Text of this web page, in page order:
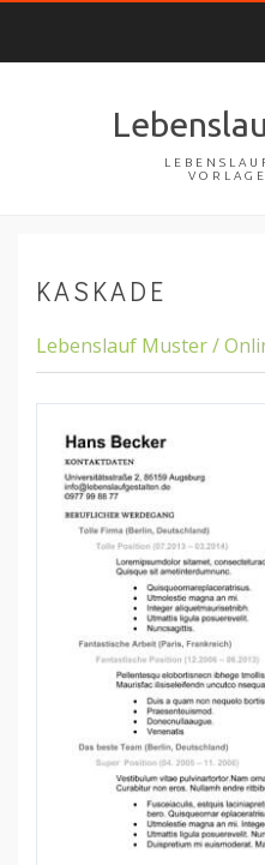
KASKADE
Lebenslauf Muster /